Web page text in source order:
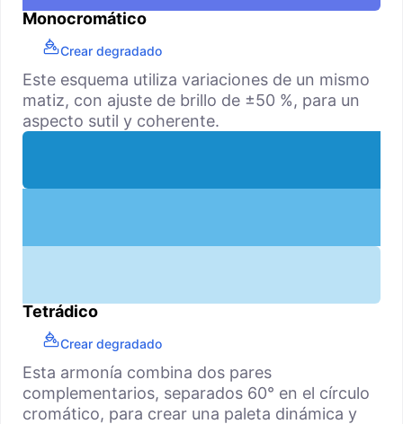
Monocromático
Crear degradado
Este esquema utiliza variaciones de un mismo
matiz, con ajuste de brillo de ±50 %, para un
aspecto sutil y coherente.
Tetrádico
Crear degradado
Esta armonía combina dos pares
complementarios, separados 60° en el círculo
cromático, para crear una paleta dinámica y